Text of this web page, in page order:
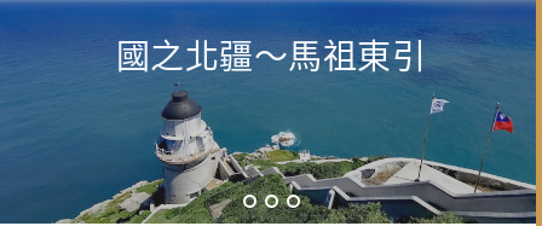
國之北疆～馬祖東引